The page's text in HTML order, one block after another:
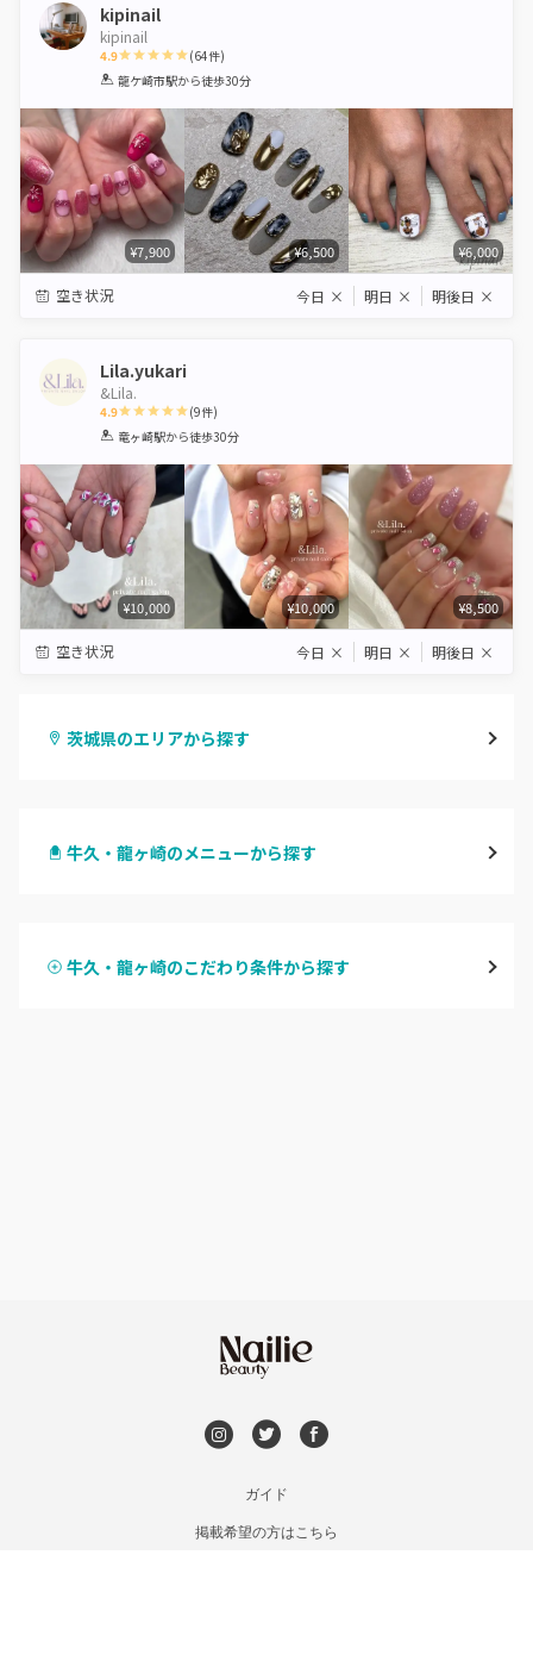
kipinail
kipinail
4.9
1 2 3 4 5
(64件)
龍ケ崎市駅から徒歩30分
¥7,900 ¥6,500 ¥6,000
空き状況 今日 × 明日 × 明後日 ×
Lila.yukari
&Lila.
4.9
1 2 3 4 5
(9件)
竜ヶ崎駅から徒歩30分
¥10,000 ¥10,000 ¥8,500
空き状況 今日 × 明日 × 明後日 ×
茨城県のエリアから探す
つくば・土浦・石岡
牛久・龍ヶ崎のメニューから探す
ハンドスカルプ
牛久・龍ヶ崎のこだわり条件から探す
ガイド
掲載希望の方はこちら